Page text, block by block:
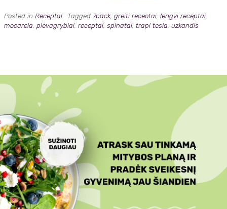
Posted in Receptai Tagged 7pack, greiti receotai, lengvi receptai,
mocarela, pievagrybiai, receptai, spinatai, trapi tesla, uzkandis